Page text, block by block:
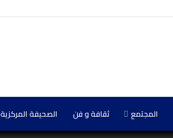
المجتمع ثقافة و فن الصحيفة المركزية ENKS